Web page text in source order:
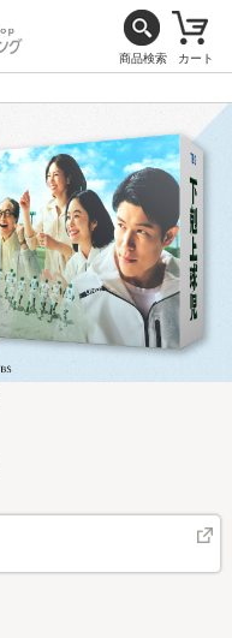
商品検索 カート